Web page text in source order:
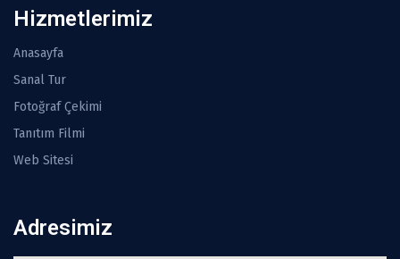
Hizmetlerimiz
Anasayfa
Sanal Tur
Fotoğraf Çekimi
Tanıtım Filmi
Web Sitesi
Adresimiz